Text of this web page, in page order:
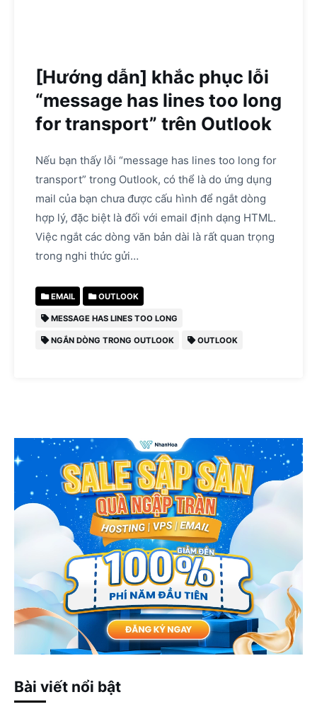
[Hướng dẫn] khắc phục lỗi
“message has lines too long
for transport” trên Outlook
Nếu bạn thấy lỗi “message has lines too long for
transport” trong Outlook, có thể là do ứng dụng
mail của bạn chưa được cấu hình để ngắt dòng
hợp lý, đặc biệt là đối với email định dạng HTML.
Việc ngắt các dòng văn bản dài là rất quan trọng
trong nghi thức gửi…
EMAIL OUTLOOK
MESSAGE HAS LINES TOO LONG
NGẮN DÒNG TRONG OUTLOOK OUTLOOK
Bài viết nổi bật